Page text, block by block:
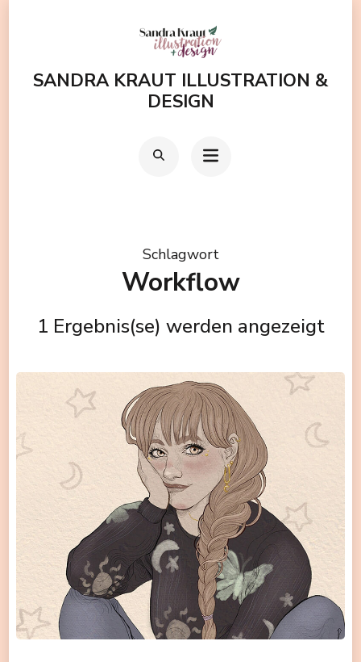
(EnterSANDRA KRAUT ILLUSTRATION &
DESIGN
Schlagwort
Workflow
1 Ergebnis(se) werden angezeigt